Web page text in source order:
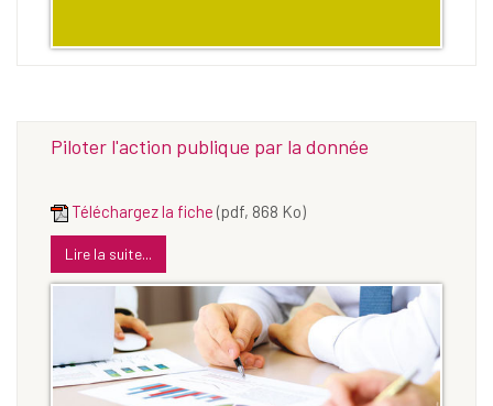
Piloter l'action publique par la donnée
Téléchargez la fiche (pdf, 868 Ko)
Lire la suite...